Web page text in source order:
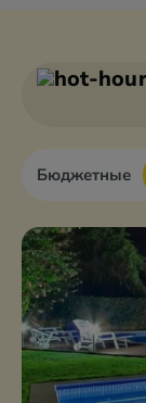
Бюджетные